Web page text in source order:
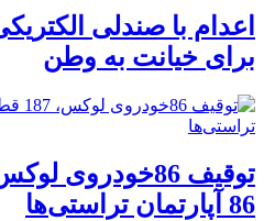
اعدام با صندلی
برای خیانت به وطن
86 آپارتمان تراستی‌ها